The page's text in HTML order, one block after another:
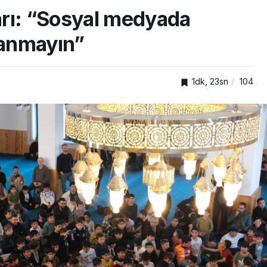
“Sosyal medyada
1dk, 23sn 104
ve
TOP20HABER
Darıca’da cadde ve
sokaklarda yenileme
mesaisi